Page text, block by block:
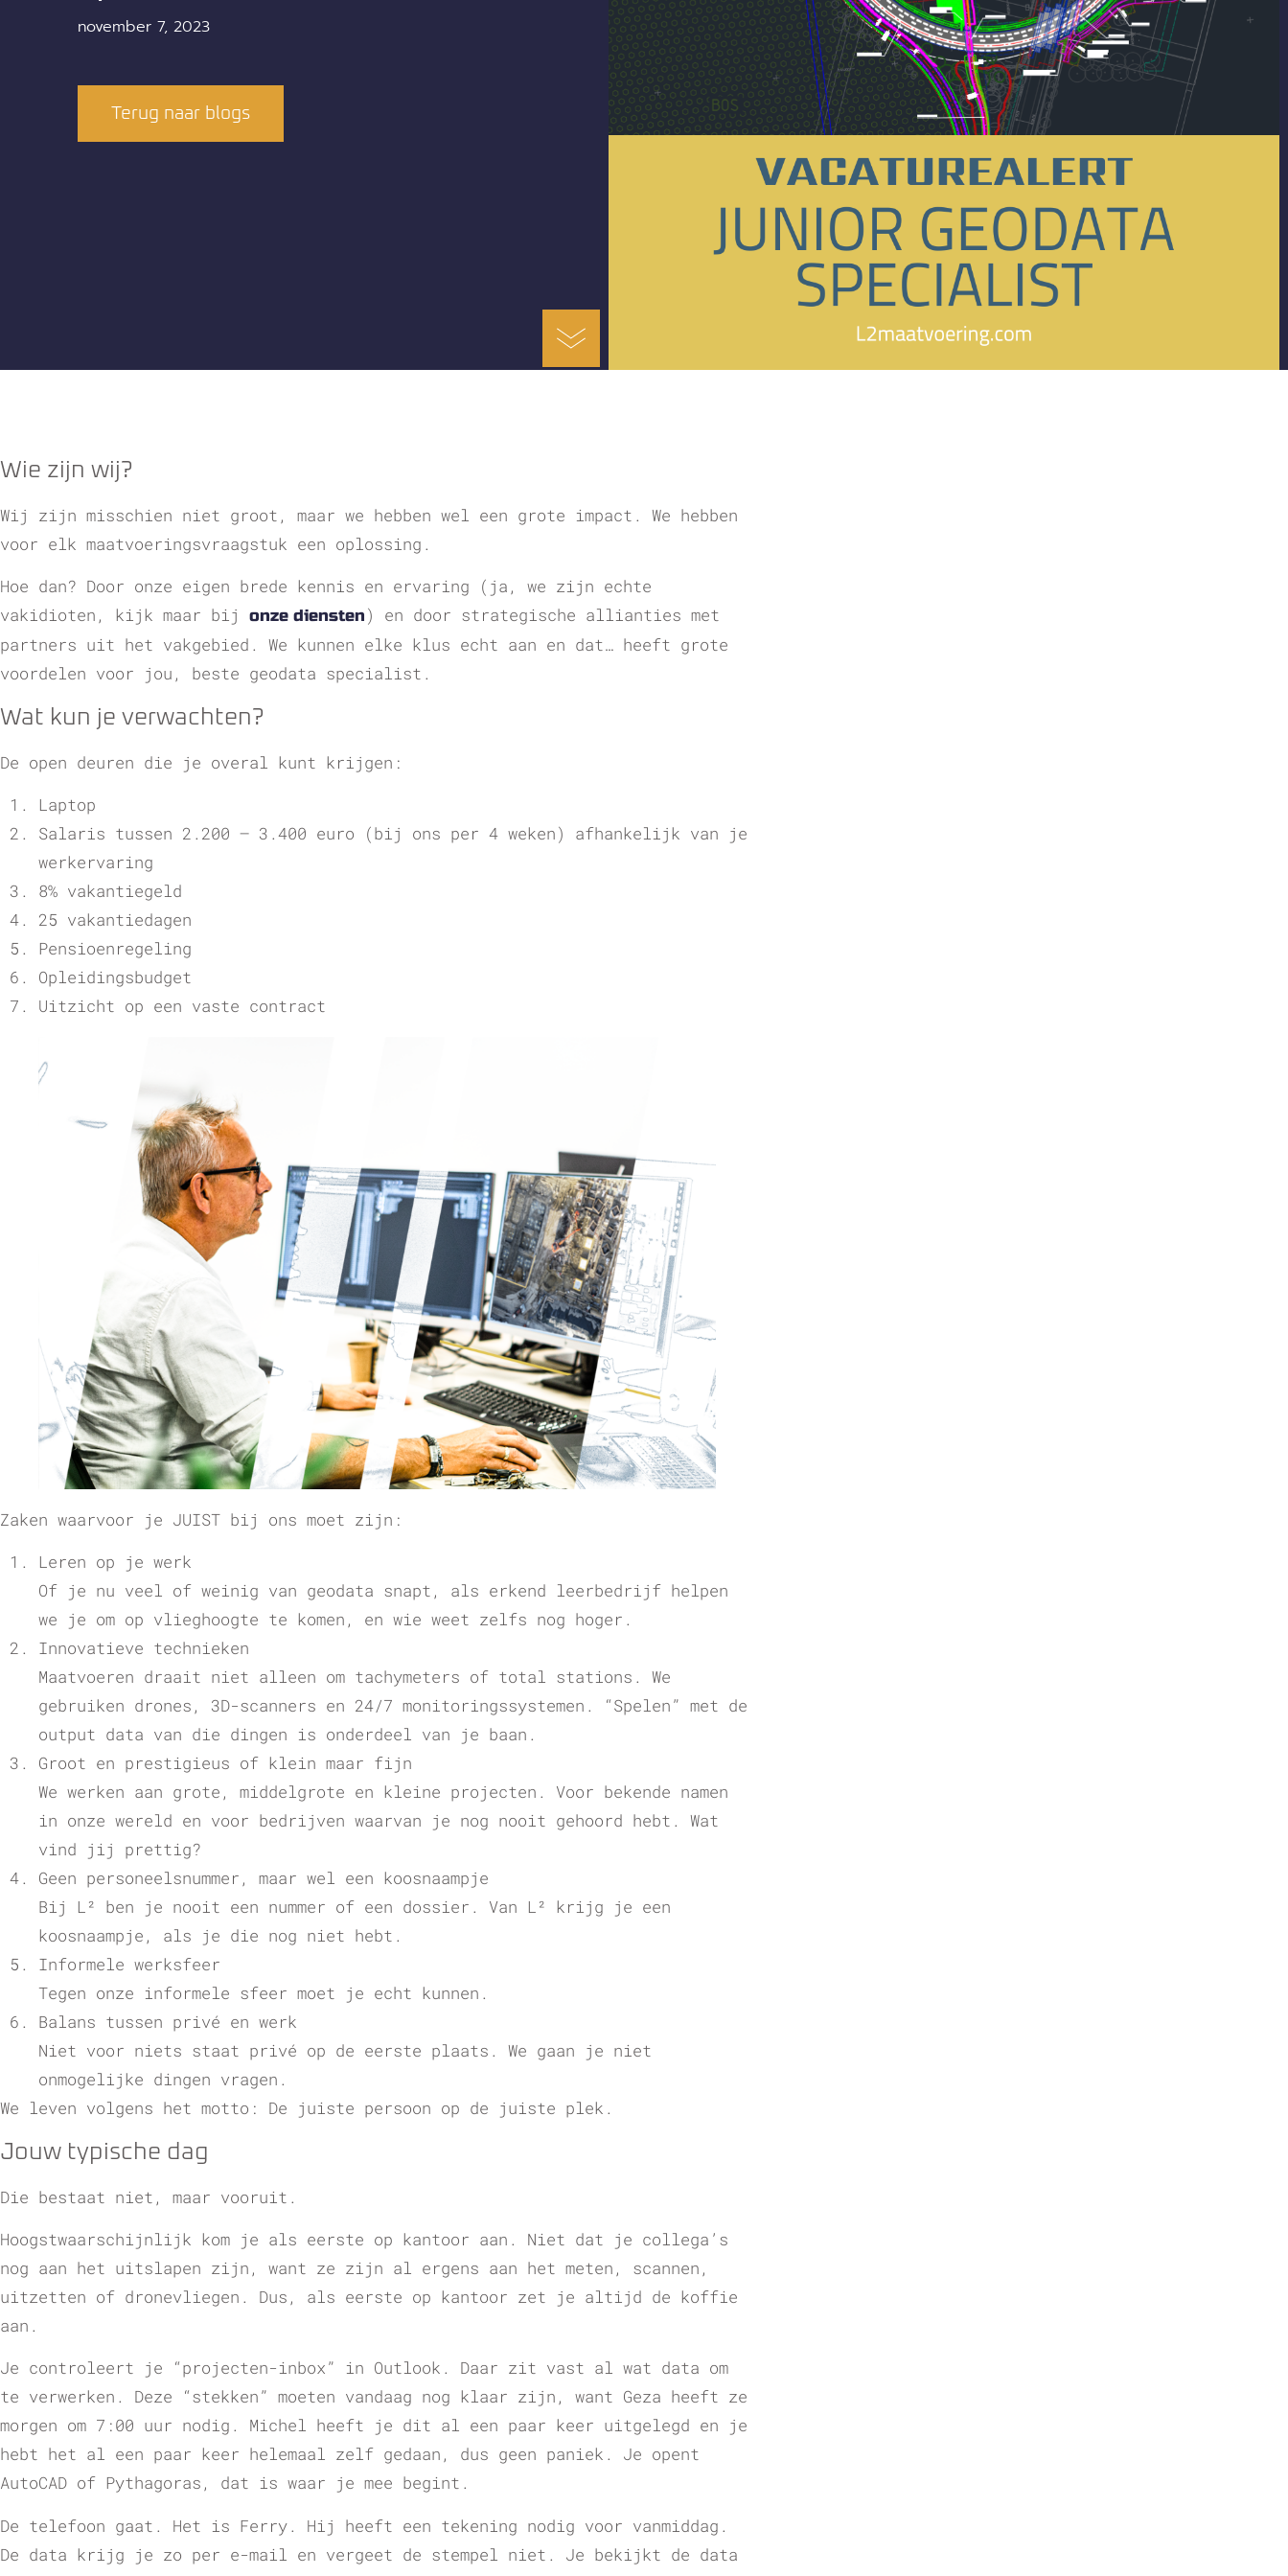
november 7, 2023
Terug naar blogs
Wie zijn wij?
Wij zijn misschien niet groot, maar we hebben wel een grote impact. We hebben
voor elk maatvoeringsvraagstuk een oplossing.
Hoe dan? Door onze eigen brede kennis en ervaring (ja, we zijn echte
vakidioten, kijk maar bij onze diensten) en door strategische allianties met
partners uit het vakgebied. We kunnen elke klus echt aan en dat… heeft grote
voordelen voor jou, beste geodata specialist.
Wat kun je verwachten?
De open deuren die je overal kunt krijgen:
Laptop
Salaris tussen 2.200 – 3.400 euro (bij ons per 4 weken) afhankelijk van je
werkervaring
8% vakantiegeld
25 vakantiedagen
Pensioenregeling
Opleidingsbudget
Uitzicht op een vaste contract
Zaken waarvoor je JUIST bij ons moet zijn:
Leren op je werk
Of je nu veel of weinig van geodata snapt, als erkend leerbedrijf helpen
we je om op vlieghoogte te komen, en wie weet zelfs nog hoger.
Innovatieve technieken
Maatvoeren draait niet alleen om tachymeters of total stations. We
gebruiken drones, 3D-scanners en 24/7 monitoringssystemen. “Spelen” met de
output data van die dingen is onderdeel van je baan.
Groot en prestigieus of klein maar fijn
We werken aan grote, middelgrote en kleine projecten. Voor bekende namen
in onze wereld en voor bedrijven waarvan je nog nooit gehoord hebt. Wat
vind jij prettig?
Geen personeelsnummer, maar wel een koosnaampje
Bij L² ben je nooit een nummer of een dossier. Van L² krijg je een
koosnaampje, als je die nog niet hebt.
Informele werksfeer
Tegen onze informele sfeer moet je echt kunnen.
Balans tussen privé en werk
Niet voor niets staat privé op de eerste plaats. We gaan je niet
onmogelijke dingen vragen.
We leven volgens het motto: De juiste persoon op de juiste plek.
Jouw typische dag
Die bestaat niet, maar vooruit.
Hoogstwaarschijnlijk kom je als eerste op kantoor aan. Niet dat je collega’s
nog aan het uitslapen zijn, want ze zijn al ergens aan het meten, scannen,
uitzetten of dronevliegen. Dus, als eerste op kantoor zet je altijd de koffie
aan.
Je controleert je “projecten-inbox” in Outlook. Daar zit vast al wat data om
te verwerken. Deze “stekken” moeten vandaag nog klaar zijn, want Geza heeft ze
morgen om 7:00 uur nodig. Michel heeft je dit al een paar keer uitgelegd en je
hebt het al een paar keer helemaal zelf gedaan, dus geen paniek. Je opent
AutoCAD of Pythagoras, dat is waar je mee begint.
De telefoon gaat. Het is Ferry. Hij heeft een tekening nodig voor vanmiddag.
De data krijg je zo per e-mail en vergeet de stempel niet. Je bekijkt de data